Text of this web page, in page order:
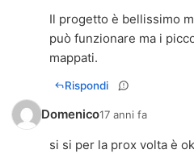
Il progetto è bellissimo
può funzionare ma i
mappati.
Rispondi
Domenico17 anni fa
si si per la prox volta è